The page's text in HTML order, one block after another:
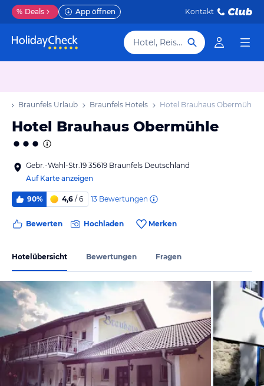
% Deals App öffnen Kontakt
Hotel, Reiseziel
Braunfels Urlaub Braunfels Hotels Hotel Brauhaus Obermühle
Hotel Brauhaus Obermühle
Gebr.-Wahl-Str.19 35619 Braunfels Deutschland
Auf Karte anzeigen
90% 4,6 / 6 13 Bewertungen
Bewerten Hochladen Merken
Hotelübersicht Bewertungen Fragen